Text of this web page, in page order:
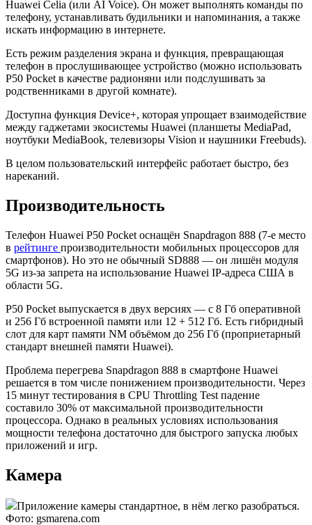
Huawei Celia (или AI Voice). Он может выполнять команды по
телефону, устанавливать будильники и напоминания, а также
искать информацию в интернете.
Есть режим разделения экрана и функция, превращающая
телефон в прослушивающее устройство (можно использовать
P50 Pocket в качестве радионяни или подслушивать за
родственниками в другой комнате).
Доступна функция Device+, которая упрощает взаимодействие
между гаджетами экосистемы Huawei (планшеты MediaPad,
ноутбуки MediaBook, телевизоры Vision и наушники Freebuds).
В целом пользовательский интерфейс работает быстро, без
нареканий.
Производительность
Телефон Huawei P50 Pocket оснащён Snapdragon 888 (7-е место
в рейтинге производительности мобильных процессоров для
смартфонов). Но это не обычный SD888 — он лишён модуля
5G из-за запрета на использование Huawei IP-адреса США в
области 5G.
P50 Pocket выпускается в двух версиях — с 8 Гб оперативной
и 256 Гб встроенной памяти или 12 + 512 Гб. Есть гибридный
слот для карт памяти NM объёмом до 256 Гб (проприетарный
стандарт внешней памяти Huawei).
Проблема перегрева Snapdragon 888 в смартфоне Huawei
решается в том числе понижением производительности. Через
15 минут тестирования в CPU Throttling Test падение
составило 30% от максимальной производительности
процессора. Однако в реальных условиях использования
мощности телефона достаточно для быстрого запуска любых
приложений и игр.
Камера
Приложение камеры стандартное, в нём легко разобраться.
Фото: gsmarena.com